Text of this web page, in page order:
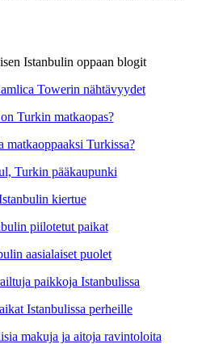
Istanbulin oppaan blogit
Towerin nähtävyydet
Turkin matkaopas?
matkaoppaaksi Turkissa?
Turkin pääkaupunki
kiertue
piilotetut paikat
aasialaiset puolet
paikkoja Istanbulissa
Istanbulissa perheille
makuja ja aitoja ravintoloita